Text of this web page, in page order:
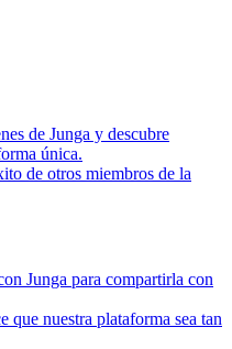
de Junga y descubre
única.
de otros miembros de la
Junga para compartirla con
que nuestra plataforma sea tan